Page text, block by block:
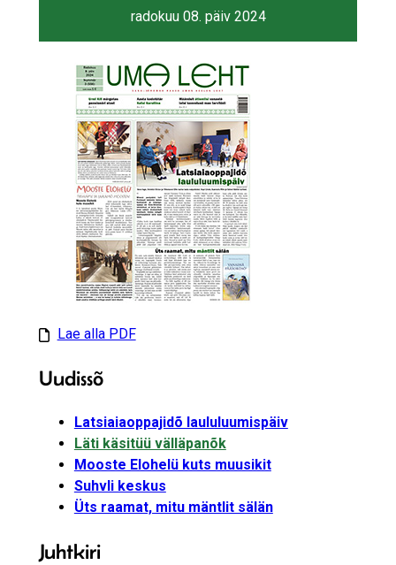
radokuu 08. päiv 2024
Lae alla PDF
Uudissõ
Latsiaiaoppajidõ laululuumispäiv
Läti käsitüü välläpanõk
Mooste Elohelü kuts muusikit
Suhvli keskus
Üts raamat, mitu mäntlit sälän
Juhtkiri